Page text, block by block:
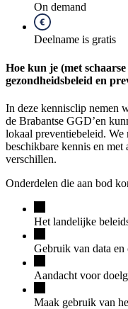
On demand
Deelname is gratis
Hoe kun je (met
gezondheidsbeleid en
In deze kennisclip nemen
de Brabantse GGD’en
lokaal preventiebeleid.
beschikbare kennis en
verschillen.
Onderdelen die aan bod
Het landelijke
Gebruik van data en
Aandacht voor
Maak gebruik van